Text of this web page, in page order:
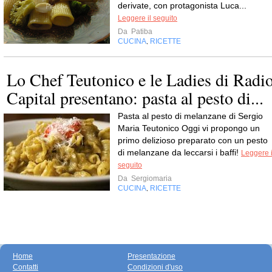
derivate, con protagonista Luca...
Leggere il seguito
Da Patiba
CUCINA RICETTE
Lo Chef Teutonico e le Ladies di
Capital presentano: pasta al pesto di...
Pasta al pesto di melanzane di Sergio
Maria Teutonico Oggi vi propongo un
primo delizioso preparato con un pesto
di melanzane da leccarsi i baffi! Leggere
seguito
Da Sergiomaria
CUCINA RICETTE
Home
Contatti
Presentazione
Condizioni d'uso